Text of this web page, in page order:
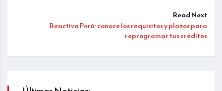
Read Next
Reactiva Perú: conoce los requisitos y plazos para
reprogramar tus créditos